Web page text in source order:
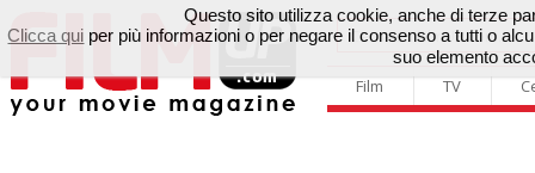
Film TV
Questo sito utilizza cookie, anche di terze
Clicca qui per più informazioni o per negare il consenso a tutti o
suo elemento